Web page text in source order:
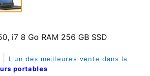
i7 8 Go RAM 256 GB SSD
L'un des meilleures vente dans la
portables